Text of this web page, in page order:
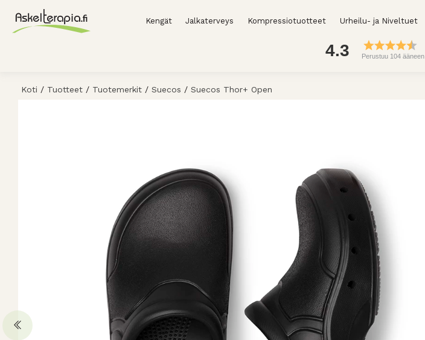
Kengät Jalkaterveys Kompressiotuotteet Urheilu- ja Niveltuet
4.3 Perustuu 104 ääneen
Koti / Tuotteet / Tuotemerkit / Suecos / Suecos Thor+ Open